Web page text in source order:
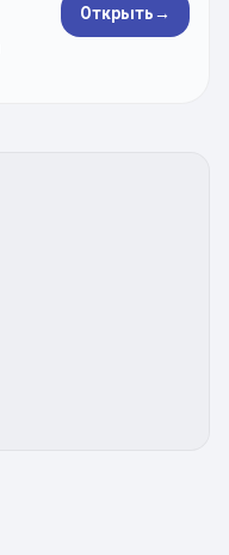
Открыть→